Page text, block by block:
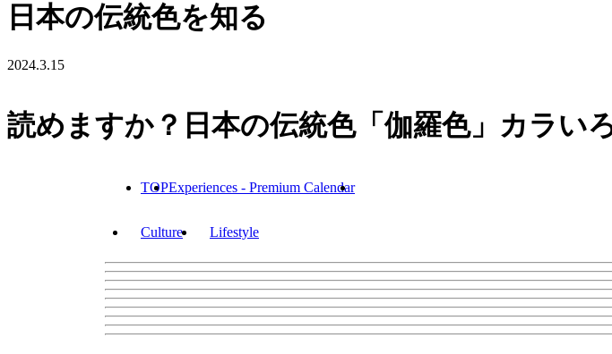
日本の伝統色を知る
2024.3.15
読めますか？日本の伝統色「伽羅色」カラい
TOPExperiences - Premium Calendar
Culture Lifestyle